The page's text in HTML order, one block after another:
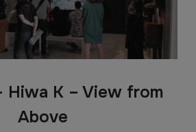
K – View from
Above